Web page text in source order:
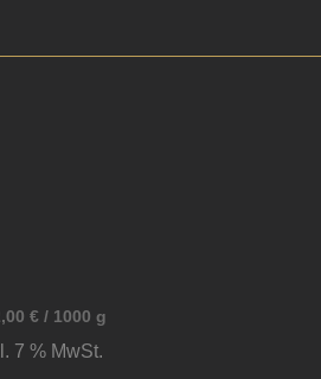
€/ 1000 g
7 % MwSt.